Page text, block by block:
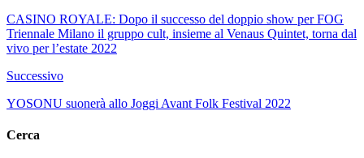
CASINO ROYALE: Dopo il successo del doppio show per FOG
Triennale Milano il gruppo cult, insieme al Venaus Quintet, torna dal
vivo per l’estate 2022
Successivo
YOSONU suonerà allo Joggi Avant Folk Festival 2022
Cerca